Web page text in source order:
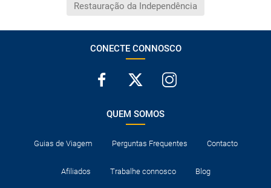
Restauração da Independência
CONECTE CONNOSCO
QUEM SOMOS
Guias de Viagem Perguntas Frequentes Contacto
Afiliados Trabalhe connosco Blog